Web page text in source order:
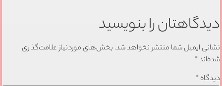
دیدگاهتان را بنویسید
نشانی ایمیل شما منتشر نخواهد شد. بخش‌های موردنیاز علامت‌گذاری
شده‌اند*
دیدگاه *